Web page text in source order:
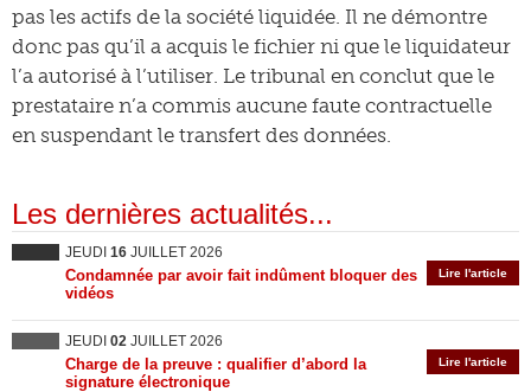
pas les actifs de la société liquidée. Il ne démontre
donc pas qu’il a acquis le fichier ni que le liquidateur
l’a autorisé à l’utiliser. Le tribunal en conclut que le
prestataire n’a commis aucune faute contractuelle
en suspendant le transfert des données.
Les dernières actualités...
JEUDI 16 JUILLET 2026
Lire l'article
Condamnée par avoir fait indûment bloquer des
vidéos
JEUDI 02 JUILLET 2026
Lire l'article
Charge de la preuve : qualifier d’abord la
signature électronique